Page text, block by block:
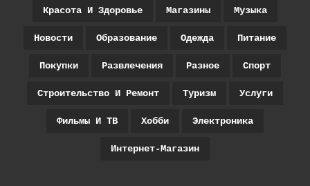
Красота И Здоровье Магазины Музыка
Новости Образование Одежда Питание
Покупки Развлечения Разное Спорт
Строительство И Ремонт Туризм Услуги
Фильмы И ТВ Хобби Электроника
Интернет-Магазин